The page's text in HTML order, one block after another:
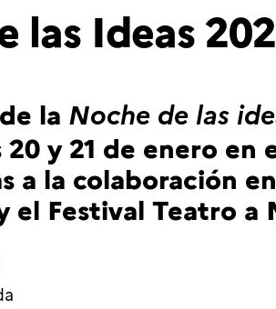
las Ideas
la Noche de las
20 y 21 de enero
a la colaboración
el Festival Teatro a